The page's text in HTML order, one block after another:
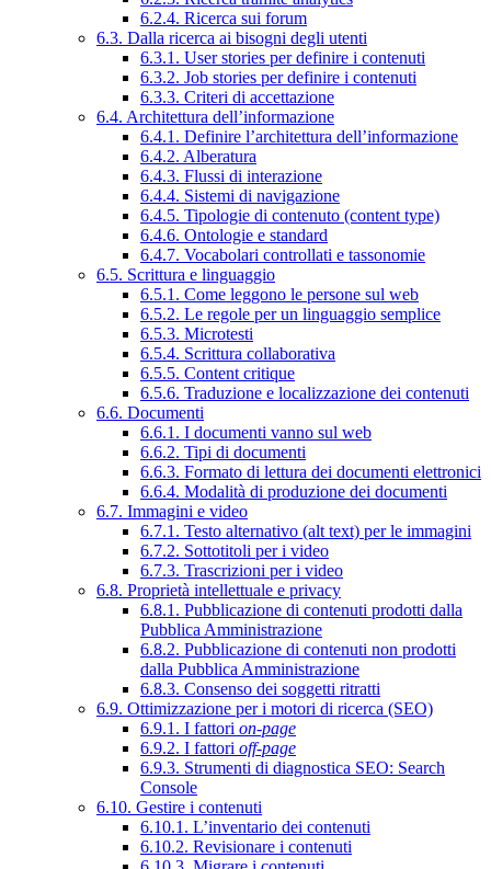
6.2.4. Ricerca sui forum
6.3. Dalla ricerca ai bisogni degli utenti
6.3.1. User stories per definire i contenuti
6.3.2. Job stories per definire i contenuti
6.3.3. Criteri di accettazione
6.4. Architettura dell’informazione
6.4.1. Definire l’architettura dell’informazione
6.4.2. Alberatura
6.4.3. Flussi di interazione
6.4.4. Sistemi di navigazione
6.4.5. Tipologie di contenuto (content type)
6.4.6. Ontologie e standard
6.4.7. Vocabolari controllati e tassonomie
6.5. Scrittura e linguaggio
6.5.1. Come leggono le persone sul web
6.5.2. Le regole per un linguaggio semplice
6.5.3. Microtesti
6.5.4. Scrittura collaborativa
6.5.5. Content critique
6.5.6. Traduzione e localizzazione dei contenuti
6.6. Documenti
6.6.1. I documenti vanno sul web
6.6.2. Tipi di documenti
6.6.3. Formato di lettura dei documenti elettronici
6.6.4. Modalità di produzione dei documenti
6.7. Immagini e video
6.7.1. Testo alternativo (alt text) per le immagini
6.7.2. Sottotitoli per i video
6.7.3. Trascrizioni per i video
6.8. Proprietà intellettuale e privacy
6.8.1. Pubblicazione di contenuti prodotti dalla
Pubblica Amministrazione
6.8.2. Pubblicazione di contenuti non prodotti
dalla Pubblica Amministrazione
6.8.3. Consenso dei soggetti ritratti
6.9. Ottimizzazione per i motori di ricerca (SEO)
6.9.1. I fattori on-page
6.9.2. I fattori off-page
6.9.3. Strumenti di diagnostica SEO: Search
Console
6.10. Gestire i contenuti
6.10.1. L’inventario dei contenuti
6.10.2. Revisionare i contenuti